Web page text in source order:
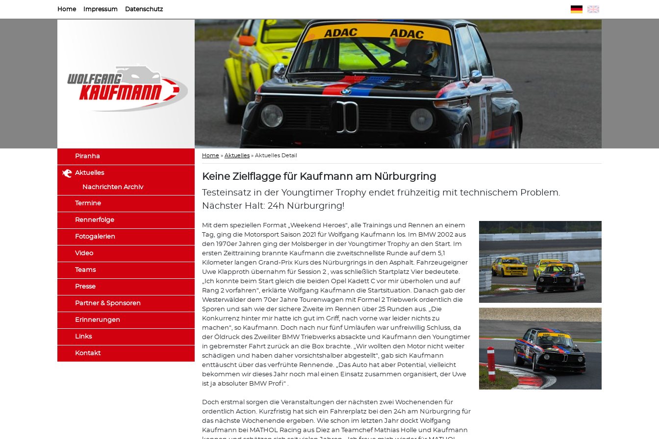
Home Impressum Datenschutz
Piranha
Aktuelles
Nachrichten Archiv
Termine
Rennerfolge
Fotogalerien
Video
Teams
Presse
Partner & Sponsoren
Erinnerungen
Links
Kontakt
Home » Aktuelles » Aktuelles Detail
Keine Zielflagge für Kaufmann am Nürburgring
Testeinsatz in der Youngtimer Trophy endet frühzeitig mit technischem Problem.
Nächster Halt: 24h Nürburgring!
Mit dem speziellen Format „Weekend Heroes“, alle Trainings und Rennen an einem
Tag, ging die Motorsport Saison 2021 für Wolfgang Kaufmann los. Im BMW 2002 aus
den 1970er Jahren ging der Molsberger in der Youngtimer Trophy an den Start. Im
ersten Zeittraining brannte Kaufmann die zweitschnellste Runde auf dem 5,1
Kilometer langen Grand-Prix Kurs des Nürburgrings in den Asphalt. Fahrzeugeigner
Uwe Klapproth übernahm für Session 2 , was schließlich Startplatz Vier bedeutete.
„Ich konnte beim Start gleich die beiden Opel Kadett C vor mir überholen und auf
Rang 2 vorfahren“, erklärte Wolfgang Kaufmann die Startsituation. Danach gab der
Westerwälder dem 70er Jahre Tourenwagen mit Formel 2 Triebwerk ordentlich die
Sporen und sah wie der sichere Zweite im Rennen über 25 Runden aus. „Die
Konkurrenz hinter mir hatte ich gut im Griff, nach vorne war leider nichts zu
machen“, so Kaufmann. Doch nach nur fünf Umläufen war unfreiwillig Schluss, da
der Öldruck des Zweiliter BMW Triebwerks absackte und Kaufmann den Youngtimer
in gebremster Fahrt zurück an die Box brachte. „Wir wollten den Motor nicht weiter
schädigen und haben daher vorsichtshalber abgestellt“, gab sich Kaufmann
enttäuscht über das verfrühte Rennende. „Das Auto hat aber Potential, vielleicht
bekommen wir dieses Jahr noch mal einen Einsatz zusammen organisiert, der Uwe
ist ja absoluter BMW Profi“ .
Doch erstmal sorgen die Veranstaltungen der nächsten zwei Wochenenden für
ordentlich Action. Kurzfristig hat sich ein Fahrerplatz bei den 24h am Nürburgring für
das nächste Wochenende ergeben. Wie schon im letzten Jahr dockt Wolfgang
Kaufmann bei MATHOL Racing aus Diez an Teamchef Mathias Holle und Kaufmann